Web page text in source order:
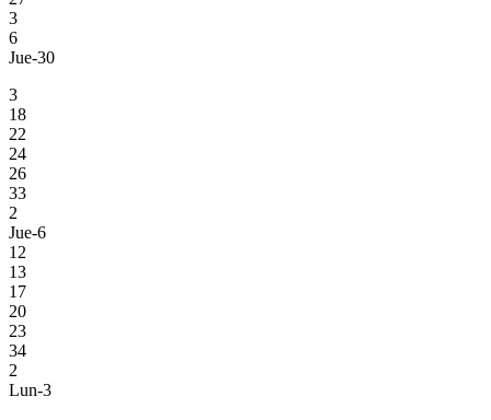
3
6
Jue-30
3
18
22
24
26
33
2
Jue-6
12
13
17
20
23
34
2
Lun-3